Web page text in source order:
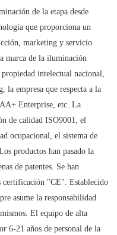
de la etapa desde
que proporciona un
marketing y servicio
marca de la iluminación
propiedad intelectual nacional,
la empresa que respecta a la
Enterprise, etc. La
de calidad ISO9001, el
ocupacional, el sistema de
productos han pasado la
de patentes. Se han
certificación "CE". Establecido
asume la responsabilidad
El equipo de alta
6-21 años de personal de la